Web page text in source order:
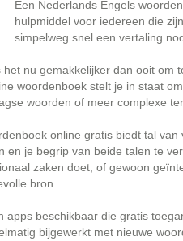
Een Nederlands Engels
hulpmiddel voor iedereen die
simpelweg snel een vertaling
nu gemakkelijker dan ooit om
woordenboek stelt je in staat
woorden of meer complexe
online gratis biedt tal
en je begrip van beide talen te
zaken doet, of gewoon
bron.
apps beschikbaar die gratis
bijgewerkt met nieuwe